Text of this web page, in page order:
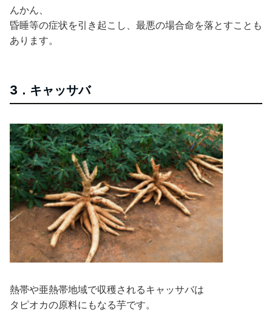
んかん、
昏睡等の症状を引き起こし、最悪の場合命を落とすことも
あります。
3．キャッサバ
熱帯や亜熱帯地域で収穫されるキャッサバは
タピオカの原料にもなる芋です。